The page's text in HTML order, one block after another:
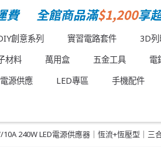
創意系列 實習電路套件 3D列
材料 萬用盒 五金工具 電
電源供應 LED專區 手機配件
240W LED電源供應器｜恆流+恆壓型｜